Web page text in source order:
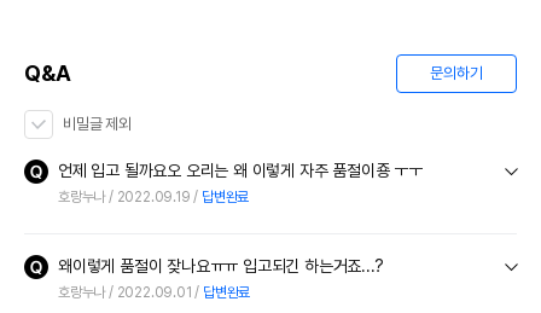
Q&A 문의하기
비밀글 제외
언제 입고 될까요오 오리는 왜 이렇게 자주 품절이죵 ㅜㅜ
호랑누나 2022.09.19 답변완료
왜이렇게 품절이 잦나요ㅠㅠ 입고되긴 하는거죠...?
호랑누나 2022.09.01 답변완료